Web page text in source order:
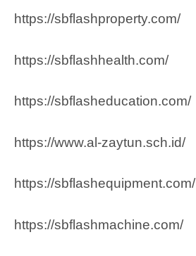
https://sbflashproperty.com/
https://sbflashhealth.com/
https://sbflasheducation.com/
https://www.al-zaytun.sch.id/
https://sbflashequipment.com/
https://sbflashmachine.com/